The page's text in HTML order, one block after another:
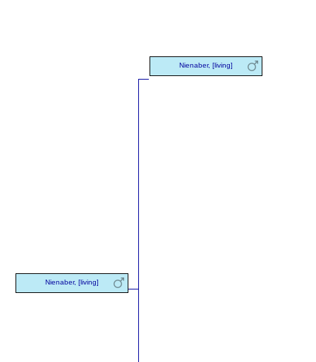
Nienaber, [living]
Nienaber, [living]